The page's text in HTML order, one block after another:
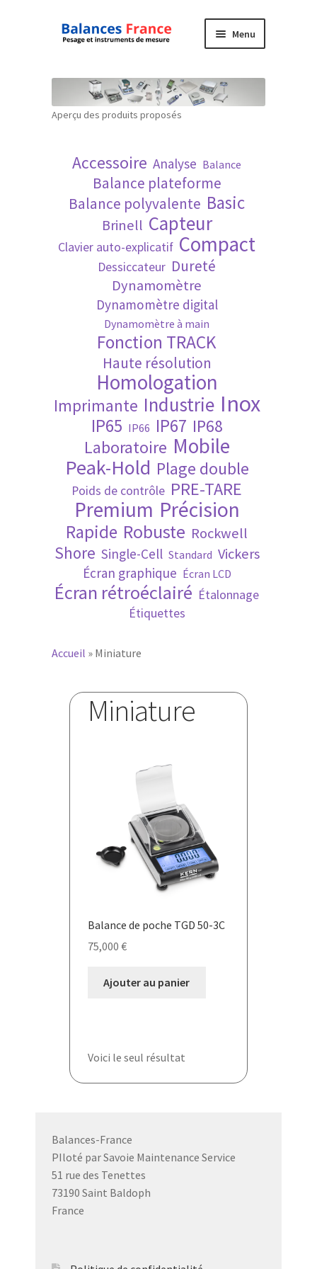
Aller
navigation
Aller
Menu
Mon compte
Politique de confidentialité
Politique en matière de remboursements et
Recherche avancée
Technique
Validation de la commande
Aperçu des produits proposés
Accessoire Analyse Balance
Balance plateforme
Balance polyvalente Basic
Brinell Capteur
Clavier auto-explicatif Compact
Dessiccateur Dureté
Dynamomètre
Dynamomètre digital
Dynamomètre à main
Fonction TRACK
Haute résolution
Homologation
Imprimante Industrie Inox
IP65 IP66 IP67 IP68
Laboratoire Mobile
Peak-Hold Plage double
Poids de contrôle PRE-TARE
Premium Précision
Rapide Robuste Rockwell
Shore Single-Cell Standard Vickers
Écran graphique Écran LCD
Écran rétroéclairé Étalonnage
Étiquettes
Accueil » Miniature
Miniature
Balance de poche TGD 50-3C
75,000 €
Ajouter au panier
Voici le seul résultat
Balances-France
PIloté par Savoie Maintenance Service
51 rue des Tenettes
73190 Saint Baldoph
France